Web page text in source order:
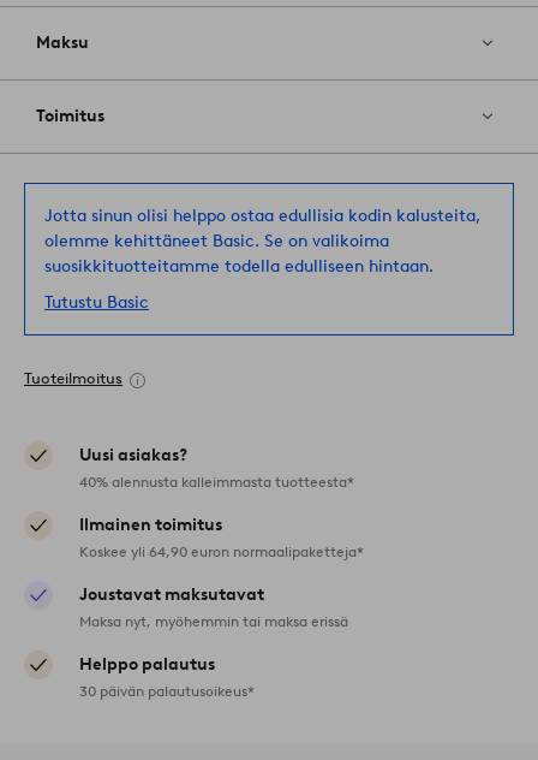
Maksu
Toimitus
Jotta sinun olisi helppo ostaa edullisia kodin kalusteita,
olemme kehittäneet Basic. Se on valikoima
suosikkituotteitamme todella edulliseen hintaan.
Tutustu Basic
Tuoteilmoitus
Uusi asiakas?
40% alennusta kalleimmasta tuotteesta*
Ilmainen toimitus
Koskee yli 64,90 euron normaalipaketteja*
Joustavat maksutavat
Maksa nyt, myöhemmin tai maksa erissä
Helppo palautus
30 päivän palautusoikeus*